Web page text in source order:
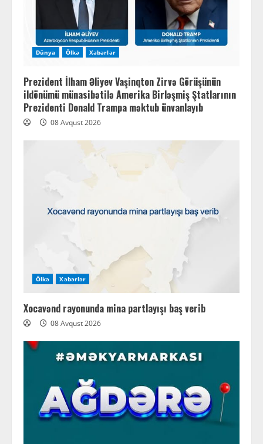
Dünya Ölkə Xəbərlər
Prezident İlham Əliyev Vaşinqton Zirvə Görüşünün
ildönümü münasibətilə Amerika Birləşmiş Ştatlarının
Prezidenti Donald Trampa məktub ünvanlayıb
08 Avqust 2026
Ölkə Xəbərlər
Xocavənd rayonunda mina partlayışı baş verib
08 Avqust 2026